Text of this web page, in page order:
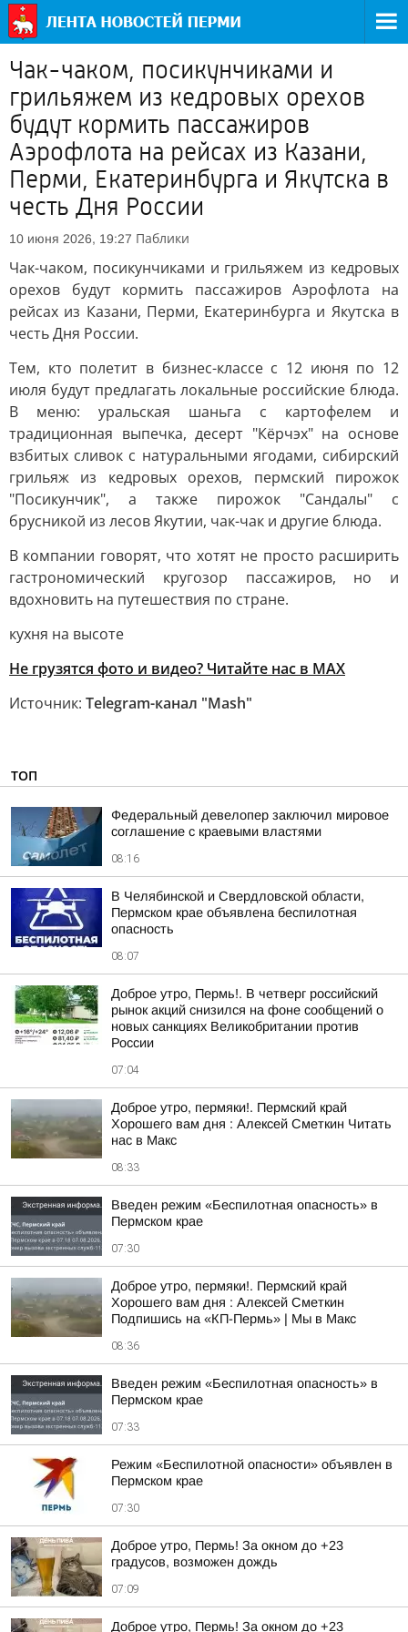
Чак-чаком, посикунчиками и
грильяжем из кедровых орехов
будут кормить пассажиров
Аэрофлота на рейсах из Казани,
Перми, Екатеринбурга и Якутска в
честь Дня России
10 июня 2026, 19:27 Паблики
Чак-чаком, посикунчиками и грильяжем из кедровых
орехов будут кормить пассажиров Аэрофлота на
рейсах из Казани, Перми, Екатеринбурга и Якутска в
честь Дня России.
Тем, кто полетит в бизнес-классе с 12 июня по 12
июля будут предлагать локальные российские блюда.
В меню: уральская шаньга с картофелем и
традиционная выпечка, десерт "Кёрчэх" на основе
взбитых сливок с натуральными ягодами, сибирский
грильяж из кедровых орехов, пермский пирожок
"Посикунчик", а также пирожок "Сандалы" с
брусникой из лесов Якутии, чак-чак и другие блюда.
В компании говорят, что хотят не просто расширить
гастрономический кругозор пассажиров, но и
вдохновить на путешествия по стране.
кухня на высоте
Не грузятся фото и видео? Читайте нас в MAX
Источник: Telegram-канал "Mash"
ТОП
Федеральный девелопер заключил мировое
соглашение с краевыми властями
08:16
В Челябинской и Свердловской области,
Пермском крае объявлена беспилотная
опасность
08:07
Доброе утро, Пермь!. В четверг российский
рынок акций снизился на фоне сообщений о
новых санкциях Великобритании против
России
07:04
Доброе утро, пермяки!. Пермский край
Хорошего вам дня : Алексей Сметкин Читать
нас в Макс
08:33
Введен режим «Беспилотная опасность» в
Пермском крае
07:30
Доброе утро, пермяки!. Пермский край
Хорошего вам дня : Алексей Сметкин
Подпишись на «КП-Пермь» | Мы в Maкс
08:36
Введен режим «Беспилотная опасность» в
Пермском крае
07:33
Режим «Беспилотной опасности» объявлен в
Пермском крае
07:30
Доброе утро, Пермь! За окном до +23
градусов, возможен дождь
07:09
Доброе утро, Пермь! За окном до +23